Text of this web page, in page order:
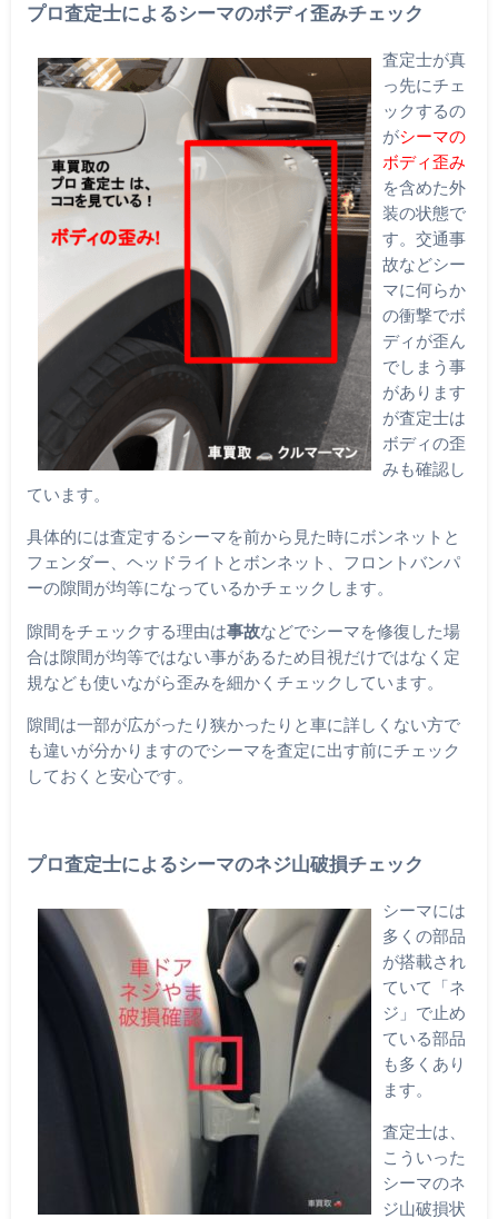
プロ査定士によるシーマのボディ歪みチェック
査定士が真
っ先にチェ
ックするの
がシーマの
ボディ歪み
を含めた外
装の状態で
す。交通事
故などシー
マに何らか
の衝撃でボ
ディが歪ん
でしまう事
があります
が査定士は
ボディの歪
みも確認し
ています。
具体的には査定するシーマを前から見た時にボンネットと
フェンダー、ヘッドライトとボンネット、フロントバンパ
ーの隙間が均等になっているかチェックします。
隙間をチェックする理由は事故などでシーマを修復した場
合は隙間が均等ではない事があるため目視だけではなく定
規なども使いながら歪みを細かくチェックしています。
隙間は一部が広がったり狭かったりと車に詳しくない方で
も違いが分かりますのでシーマを査定に出す前にチェック
しておくと安心です。
プロ査定士によるシーマのネジ山破損チェック
シーマには
多くの部品
が搭載され
ていて「ネ
ジ」で止め
ている部品
も多くあり
ます。
査定士は、
こういった
シーマのネ
ジ山破損状